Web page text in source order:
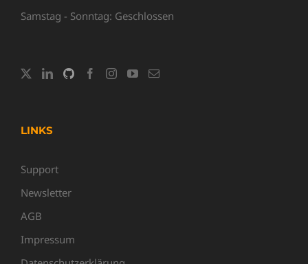
Samstag - Sonntag: Geschlossen
LINKS
Support
Newsletter
AGB
Impressum